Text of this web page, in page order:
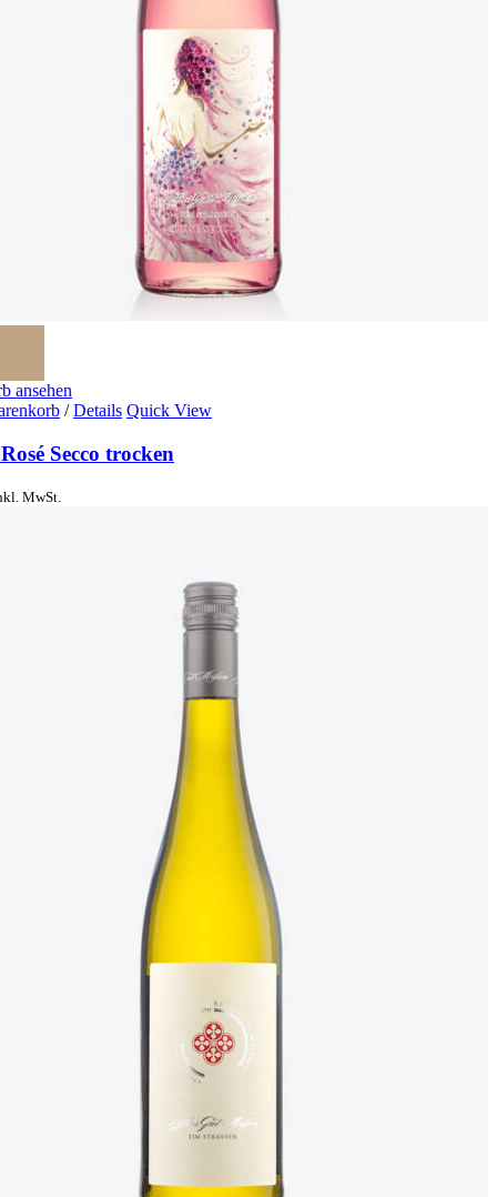
ansehen
/ Details Quick View
Secco trocken
MwSt.